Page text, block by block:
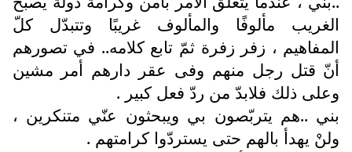
الغريب مألوفًا والمألوف غريبًا وتتبدّل كلّ
المفاهيم ، زفر زفرة ثمّ تابع كلامه.. في تصورهم
أنّ قتل رجل منهم وفى عقر دارهم أمر مشين
وعلى ذلك فلابدّ من ردّ فعل كبير .
بني ..هم يتربّصون بي ويبحثون عنّي متنكرين ،
ولنْ يهدأ بالهم حتى يستردّوا كرامتهم .